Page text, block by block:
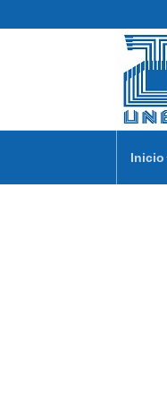
Inicio